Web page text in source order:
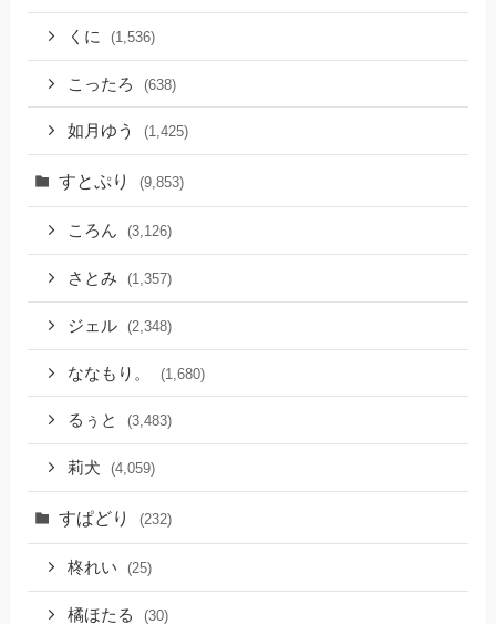
くに (1,536)
こったろ (638)
如月ゆう (1,425)
すとぷり (9,853)
ころん (3,126)
さとみ (1,357)
ジェル (2,348)
ななもり。 (1,680)
るぅと (3,483)
莉犬 (4,059)
すぱどり (232)
柊れい (25)
橘ほたる (30)